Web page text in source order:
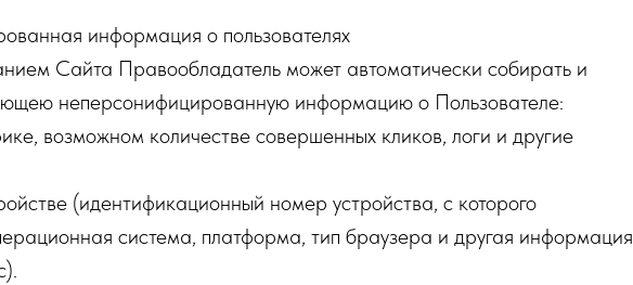
информация о пользователях
Сайта Правообладатель может автоматически собирать и
неперсонифицированную информацию о Пользователе:
возможном количестве совершенных кликов, логи и другие
(идентификационный номер устройства, с которого
система, платформа, тип браузера и другая информация